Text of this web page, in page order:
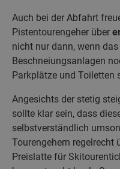
Auch bei der Abfahrt
Pistentourengeher über
nicht nur dann, wenn
Beschneiungsanlagen
Parkplätze und Toiletten
Angesichts der stetig
sollte klar sein, dass
selbstverständlich
Tourengehern regelrecht
Preislatte für